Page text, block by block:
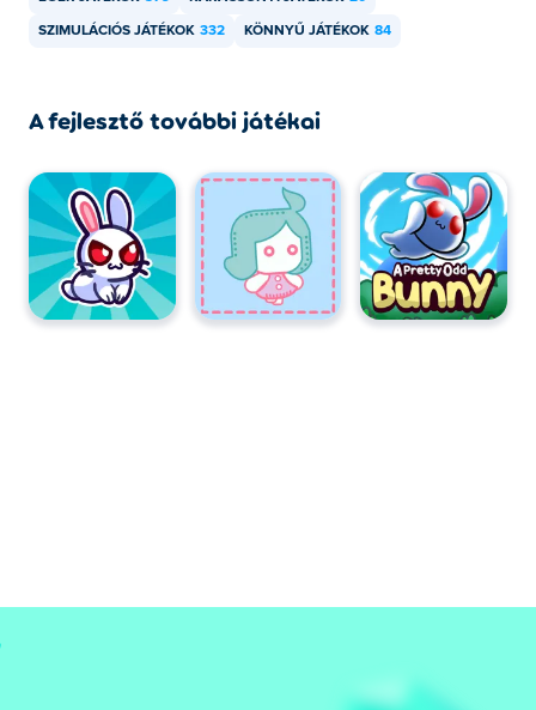
SZIMULÁCIÓS JÁTÉKOK 332 KÖNNYŰ JÁTÉKOK 84
A fejlesztő további játékai